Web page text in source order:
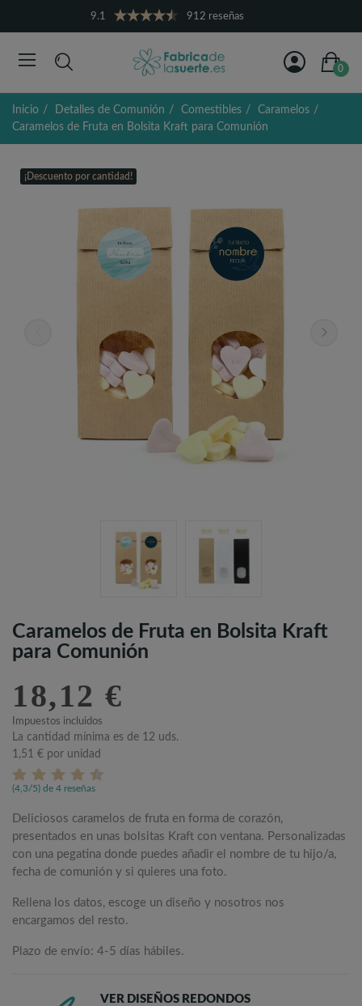
9.1 912 reseñas
0
Inicio Detalles de Comunión Comestibles
Caramelos
Caramelos de Fruta en Bolsita Kraft para Comunión
¡Descuento por cantidad!
Caramelos de Fruta en Bolsita Kraft
para Comunión
18,12 €
Impuestos incluidos
La cantidad mínima es de 12 uds.
1,51 € por unidad
(4,3/5) de 4 reseñas
Deliciosos caramelos de fruta en forma de corazón,
presentados en unas bolsitas Kraft con ventana. Personalizadas
con una pegatina donde puedes añadir el nombre de tu hijo/a,
fecha de comunión y si quieres una foto.
Rellena los datos, escoge un diseño y nosotros nos
encargamos del resto.
Plazo de envío: 4-5 días hábiles.
VER DISEÑOS REDONDOS